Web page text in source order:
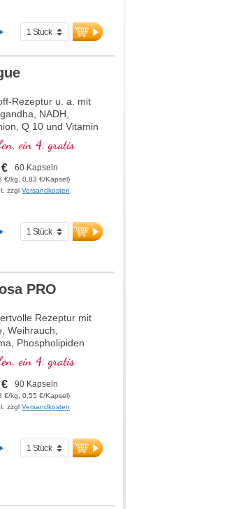
Rezeptur u. a. mit
NADH,
Q 10 und Vitamin
zur
von Müdigkeit
beiträgt.
ein 4. gratis
60 Kapseln
€/kg, 0,83 €/Kapsel)
zzglVersandkosten
PRO
Rezeptur mit
Weihrauch,
Phospholipiden
welches zur
normaler
beiträgt.
ein 4. gratis
90 Kapseln
€/kg, 0,55 €/Kapsel)
zzglVersandkosten